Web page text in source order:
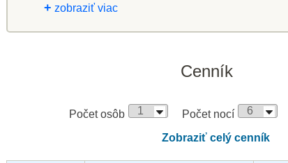
+ zobraziť viac
Cenník
Počet osôb Počet nocí
Zobraziť celý cenník